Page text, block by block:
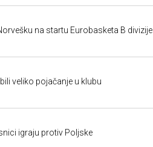
na startu Eurobasketa B divizije
veliko pojačanje u klubu
igraju protiv Poljske